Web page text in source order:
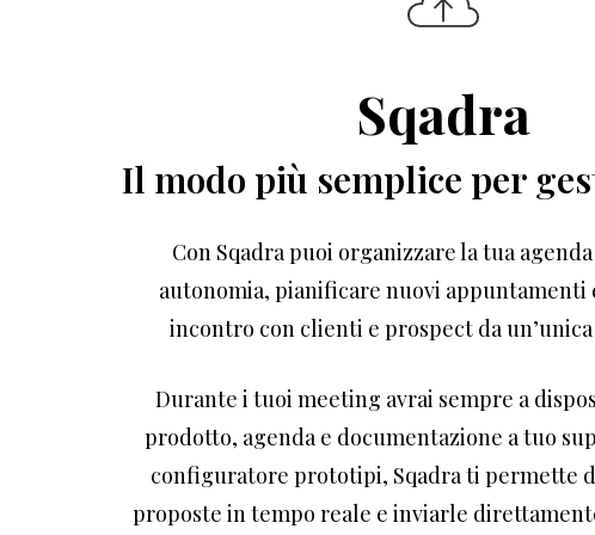
Sqadra
Il modo più semplice per
Con Sqadra puoi organizzare la tua
autonomia, pianificare nuovi appuntamenti
incontro con clienti e prospect da
Durante i tuoi meeting avrai sempre a
prodotto, agenda e documentazione a tuo
configuratore prototipi, Sqadra ti permette
proposte in tempo reale e inviarle